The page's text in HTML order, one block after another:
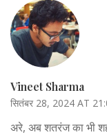
Vineet Sharma
सितंबर 28, 2024 AT
अरे, अब शतरंज का भी